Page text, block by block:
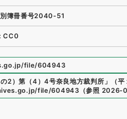
簿冊番号2040‐51
CC0
file/604943
2）第（4）4号奈良地方裁判所 」 （平
file/604943 （参照 2026-